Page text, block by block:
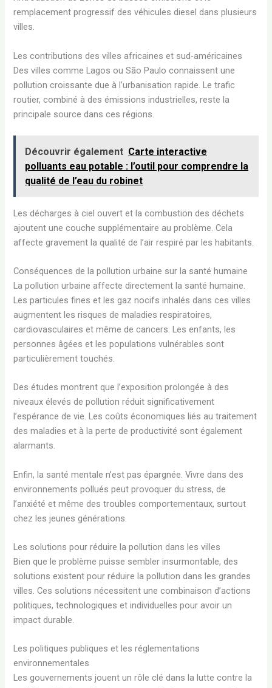
remplacement progressif des véhicules diesel dans plusieurs
villes.
Les contributions des villes africaines et sud-américaines
Des villes comme Lagos ou São Paulo connaissent une
pollution croissante due à l’urbanisation rapide. Le trafic
routier, combiné à des émissions industrielles, reste la
principale source dans ces régions.
Découvrir également Carte interactive
polluants eau potable : l’outil pour comprendre la
qualité de l’eau du robinet
Les décharges à ciel ouvert et la combustion des déchets
ajoutent une couche supplémentaire au problème. Cela
affecte gravement la qualité de l’air respiré par les habitants.
Conséquences de la pollution urbaine sur la santé humaine
La pollution urbaine affecte directement la santé humaine.
Les particules fines et les gaz nocifs inhalés dans ces villes
augmentent les risques de maladies respiratoires,
cardiovasculaires et même de cancers. Les enfants, les
personnes âgées et les populations vulnérables sont
particulièrement touchés.
Des études montrent que l’exposition prolongée à des
niveaux élevés de pollution réduit significativement
l’espérance de vie. Les coûts économiques liés au traitement
des maladies et à la perte de productivité sont également
alarmants.
Enfin, la santé mentale n’est pas épargnée. Vivre dans des
environnements pollués peut provoquer du stress, de
l’anxiété et même des troubles comportementaux, surtout
chez les jeunes générations.
Les solutions pour réduire la pollution dans les villes
Bien que le problème puisse sembler insurmontable, des
solutions existent pour réduire la pollution dans les grandes
villes. Ces solutions nécessitent une combinaison d’actions
politiques, technologiques et individuelles pour avoir un
impact durable.
Les politiques publiques et les réglementations
environnementales
Les gouvernements jouent un rôle clé dans la lutte contre la